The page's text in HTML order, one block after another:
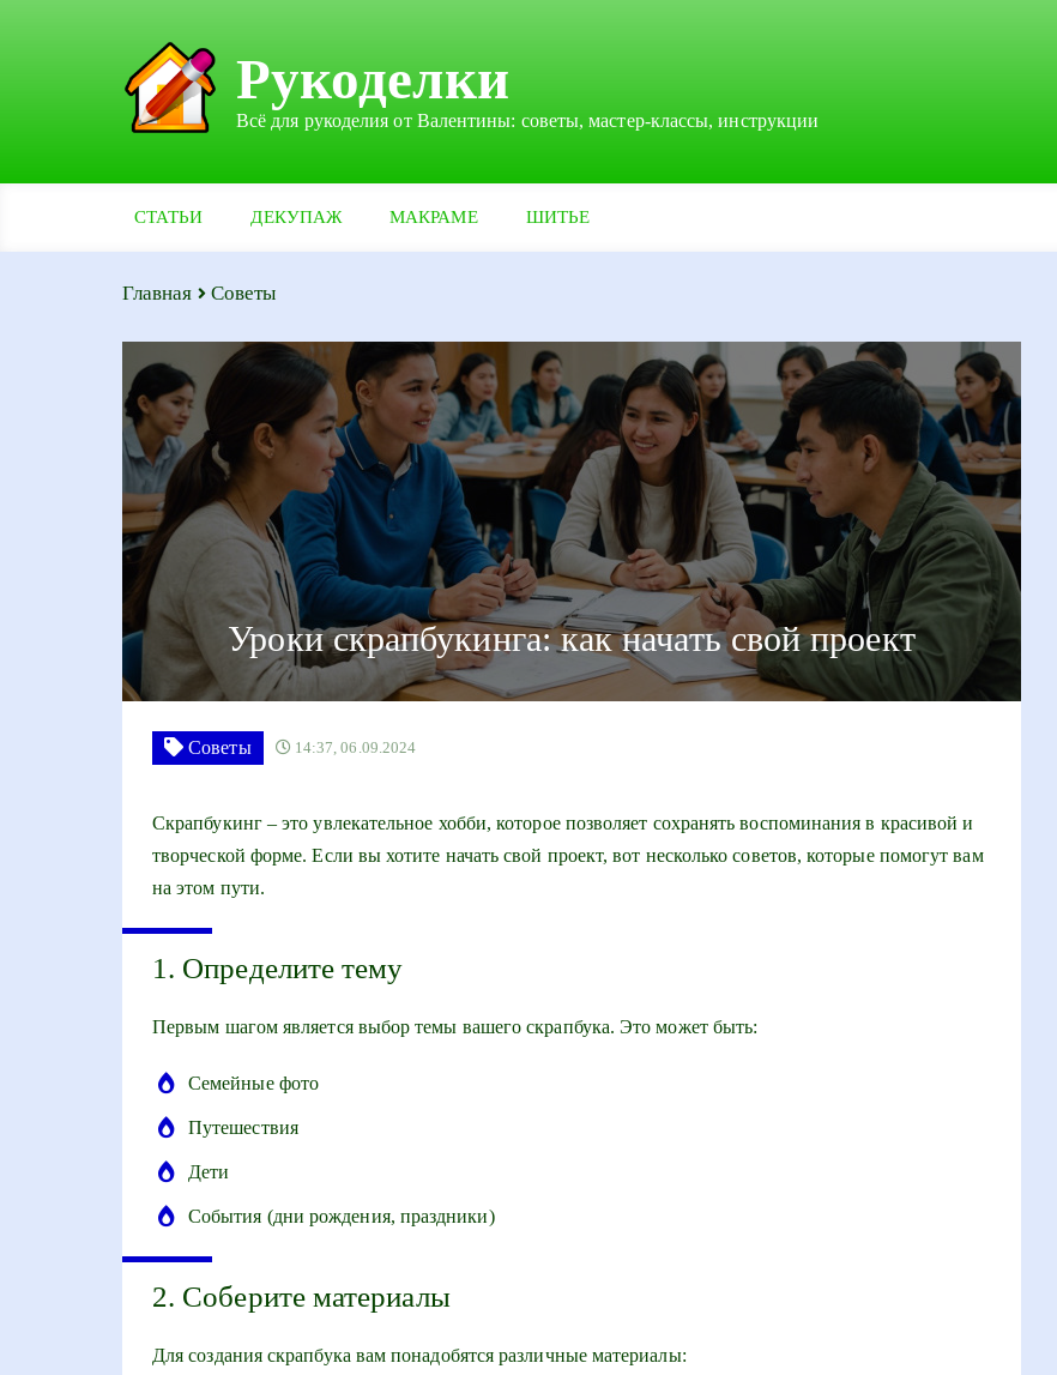
Рукоделки
Всё для рукоделия от Валентины: советы, мастер-классы, инструкции
СТАТЬИ ДЕКУПАЖ МАКРАМЕ ШИТЬЕ
Главная Советы
Уроки скрапбукинга: как начать свой проект
Советы 14:37, 06.09.2024
Скрапбукинг – это увлекательное хобби, которое позволяет сохранять воспоминания в красивой и
творческой форме. Если вы хотите начать свой проект, вот несколько советов, которые помогут вам
на этом пути.
1. Определите тему
Первым шагом является выбор темы вашего скрапбука. Это может быть:
Семейные фото
Путешествия
Дети
События (дни рождения, праздники)
2. Соберите материалы
Для создания скрапбука вам понадобятся различные материалы: